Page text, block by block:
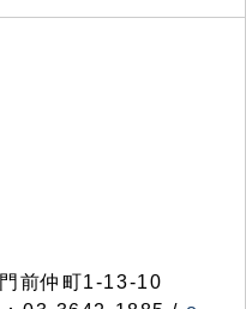
前仲町1-13-10